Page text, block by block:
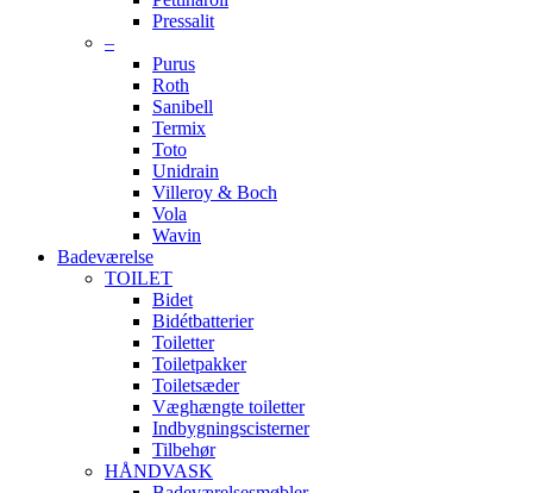
Pressalit
–
Purus
Roth
Sanibell
Termix
Toto
Unidrain
Villeroy & Boch
Vola
Wavin
Badeværelse
TOILET
Bidet
Bidétbatterier
Toiletter
Toiletpakker
Toiletsæder
Væghængte toiletter
Indbygningscisterner
Tilbehør
HÅNDVASK